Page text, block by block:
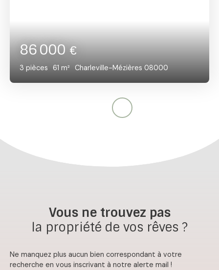
86 000€
3 pièces 61 m² Charleville-Mézières 08000
Vous ne trouvez pas
la propriété de vos rêves ?
Ne manquez plus aucun bien correspondant à votre
recherche en vous inscrivant à notre alerte mail !